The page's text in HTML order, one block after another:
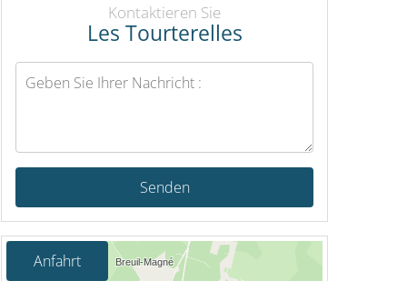
Kontaktieren Sie
Les Tourterelles
Senden
Anfahrt